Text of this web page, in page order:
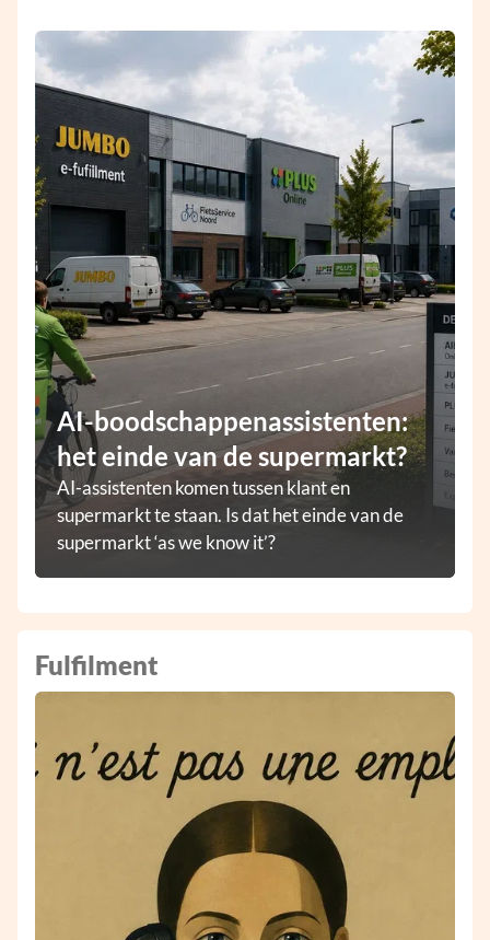
AI-boodschappenassistenten:
het einde van de supermarkt?
AI-assistenten komen tussen klant en
supermarkt te staan. Is dat het einde van de
supermarkt ‘as we know it’?
Fulfilment